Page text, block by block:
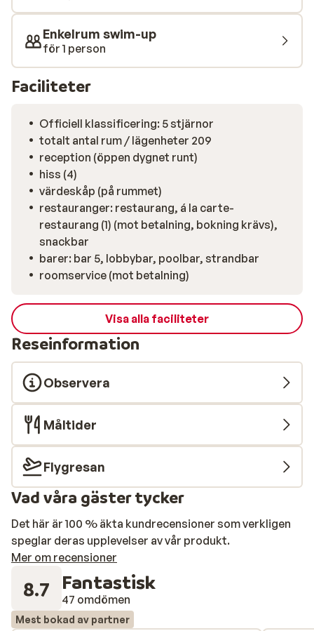
havet. Vistelsen är med All Inclusive - så du kan
fokusera på att njuta. I bufférestaurangen serveras
internationella rätter med något för alla smaker. Vill du
lyxa till det lite extra, boka bord i hotellets á la carte-
restaurang. Fem barer står redo med svalkande
vid poolen. Det här är semester som den ska vara:
enkel, smidig och med guldkant!
Enkelrum swim-up
för 1 person
Faciliteter
Officiell klassificering: 5 stjärnor
totalt antal rum / lägenheter 209
reception (öppen dygnet runt)
hiss (4)
värdeskåp (på rummet)
restauranger: restaurang, á la carte-
restaurang (1) (mot betalning, bokning krävs),
snackbar
barer: bar 5, lobbybar, poolbar, strandbar
roomservice (mot betalning)
Visa alla faciliteter
Reseinformation
Observera
Måltider
Flygresan
Vad våra gäster tycker
Det här är 100 % äkta kundrecensioner som verkligen
speglar deras upplevelser av vår produkt.
Mer om recensioner
8.7 Fantastisk
47 omdömen
Mest bokad av partner